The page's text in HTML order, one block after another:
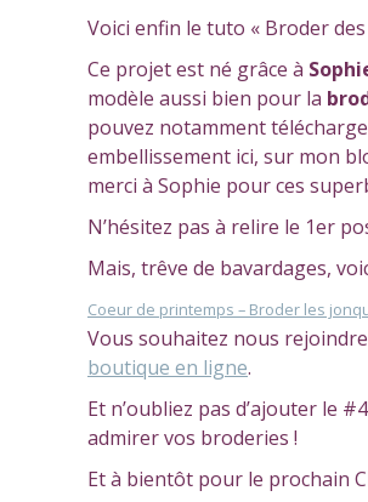
Voici enfin le tuto « Broder
Ce projet est né grâce à
modèle aussi bien pour la
pouvez notamment
embellissement ici, sur mon
merci à Sophie pour ces
N’hésitez pas à relire le 1er
Mais, trêve de bavardages,
Coeur de printemps – Broder les
Vous souhaitez nous
boutique en ligne.
Et n’oubliez pas d’ajouter le
admirer vos broderies !
Et à bientôt pour le prochain